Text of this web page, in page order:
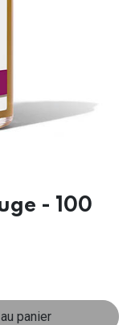
- 100
panier